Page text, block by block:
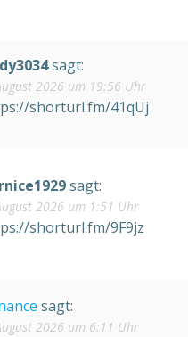
sagt:
2026 um 19:56 Uhr
shorturl.fm/41qUj
sagt:
2026 um 1:51 Uhr
shorturl.fm/9F9jz
sagt:
2026 um 6:11 Uhr